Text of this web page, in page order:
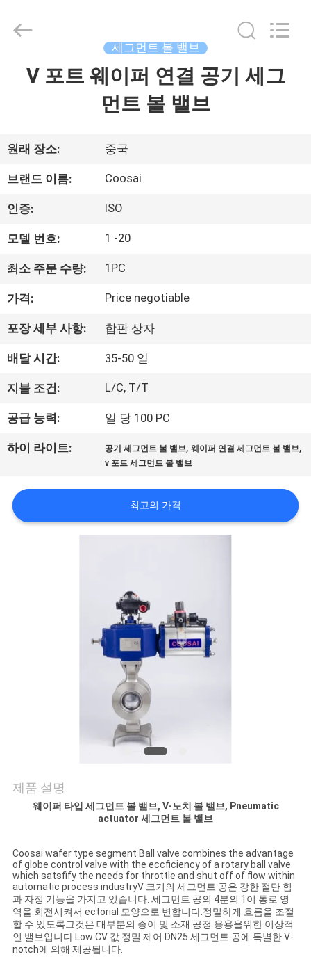
품
우
리
한
것
공
장
투
품
인
용
을
세그먼트 볼 밸브
V 포트 웨이퍼 연결 공기 세그
먼트 볼 밸브
원래 장소: 중국
브랜드 이름: Coosai
인증: ISO
모델 번호: 1 -20
최소 주문 수량: 1PC
가격: Price negotiable
포장 세부 사항: 합판 상자
배달 시간: 35-50 일
지불 조건: L/C, T/T
공급 능력: 일 당 100 PC
하이 라이트: 공기 세그먼트 볼 밸브,웨이퍼 연결 세그먼트 볼 밸브,
v 포트 세그먼트 볼 밸브
최고의 가격
제품 설명
웨이퍼 타입 세그먼트 볼 밸브, V-노치 볼 밸브, Pneumatic
actuator 세그먼트 볼 밸브
Coosai wafer type segment Ball valve combines the advantage
of globe control valve with the eccficiency of a rotary ball valve
which satsfify the needs for throttle and shut off of flow within
automatic process industryV 크기의 세그먼트 공은 강한 절단 힘
과 자정 기능을 가지고 있습니다. 세그먼트 공의 4분의 1이 통로 영
역을 회전시켜서 ectorial 모양으로 변합니다.정밀하게 흐름을 조절
할 수 있도록그것은 대부분의 종이 및 소재 공정 응용을위한 이상적
인 밸브입니다.Low CV 값 정밀 제어 DN25 세그먼트 공에 특별한 V-
notch에 의해 제공됩니다.